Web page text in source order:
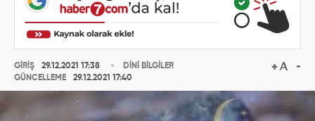
GİRİŞ
29.12.2021 17:38
GÜNCELLEME
29.12.2021 17:40
DİNİ BİLGİLER